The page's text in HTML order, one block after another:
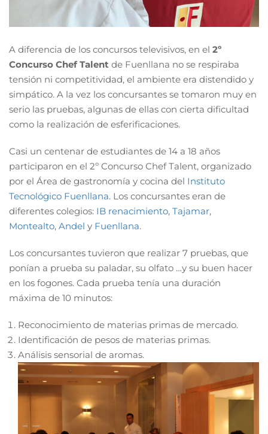
A diferencia de los concursos televisivos, en el 2º
Concurso Chef Talent de Fuenllana no se respiraba
tensión ni competitividad, el ambiente era distendido y
simpático. A la vez los concursantes se tomaron muy en
serio las pruebas, algunas de ellas con cierta dificultad
como la realización de esferificaciones.
Casi un centenar de estudiantes de 14 a 18 años
participaron en el 2º Concurso Chef Talent, organizado
por el Área de gastronomía y cocina del Instituto
Tecnológico Fuenllana. Los concursantes eran de
diferentes colegios: IB renacimiento, Tajamar,
Montealto, Andel y Fuenllana.
Los concursantes tuvieron que realizar 7 pruebas, que
ponían a prueba su paladar, su olfato …y su buen hacer
en los fogones. Cada prueba tenía una duración
máxima de 10 minutos:
Reconocimiento de materias primas de mercado.
Identificación de pesos de materias primas.
Análisis sensorial de aromas.